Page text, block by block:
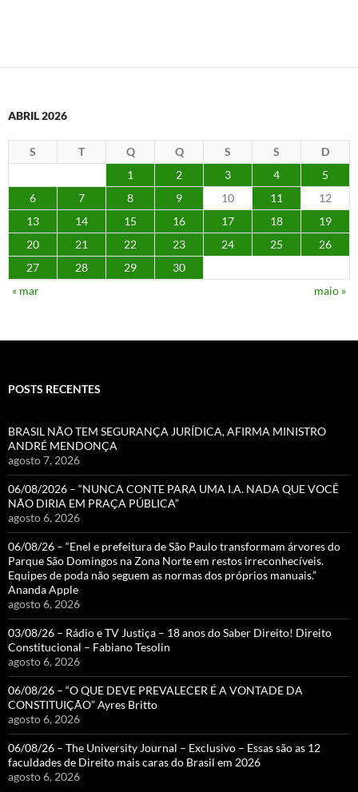
ABRIL 2026
S T Q Q S S
D
1
2 3 4
5
6
7 8 9 10 11
12
13
14 15 16 17 18
19
20
21 22 23 24 25
26
27
28 29
30
« mar
maio »
POSTS RECENTES
BRASIL NÃO TEM SEGURANÇA JURÍDICA, AFIRMA MINISTRO
ANDRÉ MENDONÇA
agosto 7, 2026
06/08/2026 – “NUNCA CONTE PARA UMA I.A. NADA QUE VOCÊ
NÃO DIRIA EM PRAÇA PÚBLICA”
agosto 6, 2026
06/08/26 – “Enel e prefeitura de São Paulo transformam árvores do
Parque São Domingos na Zona Norte em restos irreconhecíveis.
Equipes de poda não seguem as normas dos próprios manuais.”
Ananda Apple
agosto 6, 2026
03/08/26 – Rádio e TV Justiça – 18 anos do Saber Direito! Direito
Constitucional – Fabiano Tesolin
agosto 6, 2026
06/08/26 – “O QUE DEVE PREVALECER É A VONTADE DA
CONSTITUIÇÃO” Ayres Britto
agosto 6, 2026
06/08/26 – The University Journal – Exclusivo – Essas são as 12
faculdades de Direito mais caras do Brasil em 2026
agosto 6, 2026